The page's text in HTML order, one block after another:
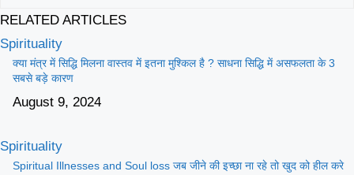
RELATED ARTICLES
Spirituality
क्या मंत्र में सिद्धि मिलना वास्तव में इतना मुश्किल है ? साधना सिद्धि में असफलता के 3
सबसे बड़े कारण
August 9, 2024
Spirituality
Spiritual Illnesses and Soul loss जब जीने की इच्छा ना रहे तो खुद को हील करे